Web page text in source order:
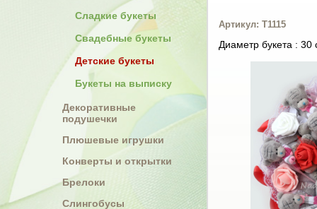
Сладкие букеты
Свадебные букеты
Детские букеты
Букеты на выписку
Декоративные
подушечки
Плюшевые игрушки
Конверты и открытки
Брелоки
Слингобусы
Артикул: T1115
Диаметр букета :